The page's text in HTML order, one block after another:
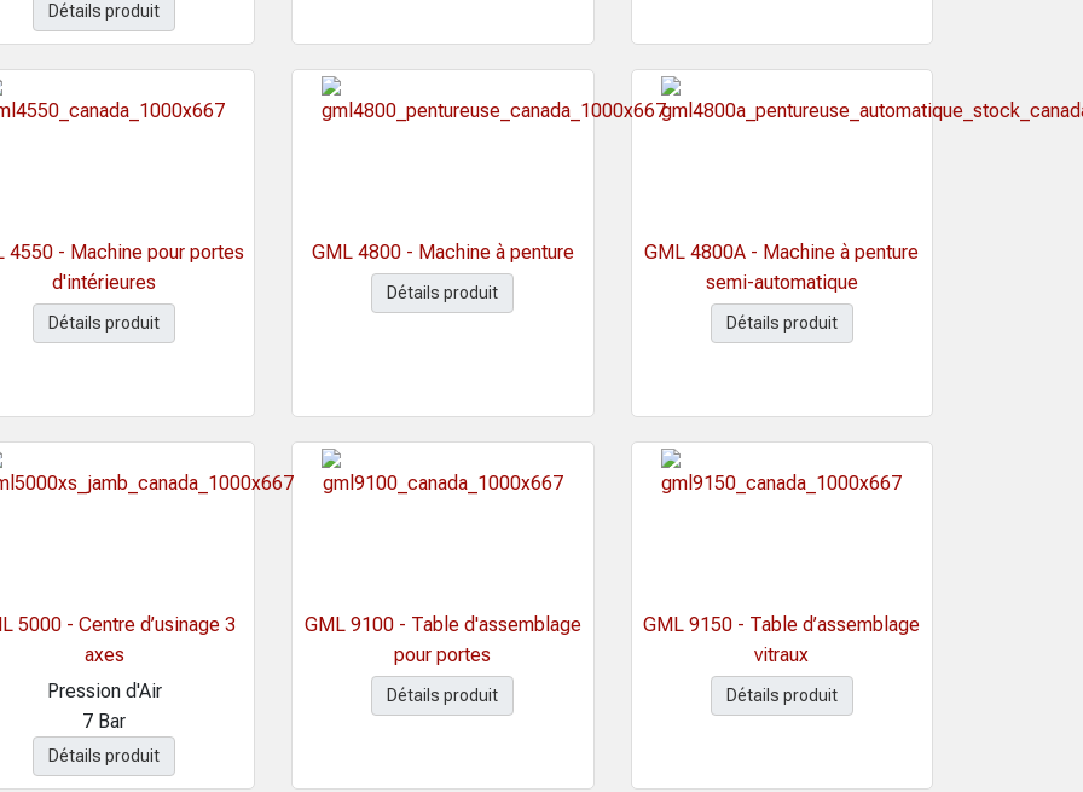
Détails produit
4550 - Machine pour portes
d'intérieures
Détails produit
GML 4800 - Machine à penture
Détails produit
GML 4800A - Machine à penture
semi-automatique
Détails produit
5000 - Centre d’usinage 3
axes
Pression d'Air
7 Bar
Détails produit
GML 9100 - Table d'assemblage
pour portes
Détails produit
GML 9150 - Table d’assemblage
vitraux
Détails produit